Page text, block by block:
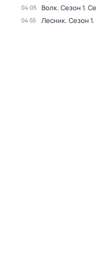
04:05 Волк. Сезон 1.
04:55 Лесник. Сезон 1